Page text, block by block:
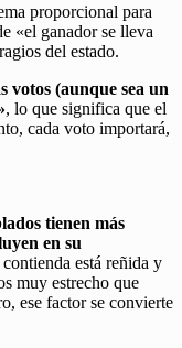
proporcional para
«el ganador se lleva
del estado.
votos (aunque sea un
, lo que significa que el
cada voto importará,
tienen más
en su
está reñida y
muy estrecho que
ese factor se convierte